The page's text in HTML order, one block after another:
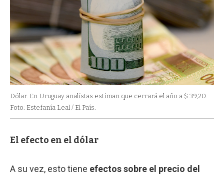
Dólar. En Uruguay analistas estiman que cerrará el año a $ 39,20.
Foto: Estefanía Leal / El País.
El efecto en el dólar
A su vez, esto tiene efectos sobre el precio del